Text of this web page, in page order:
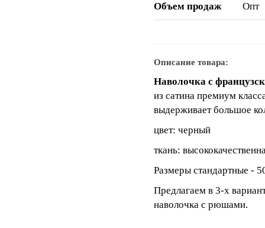
Объем продаж Опт
Описание товара:
Наволочка с
из сатина премиум
выдерживает большое
цвет: черный
ткань:
Размеры стандартные -
Предлагаем в 3-х
наволочка с рюшами.